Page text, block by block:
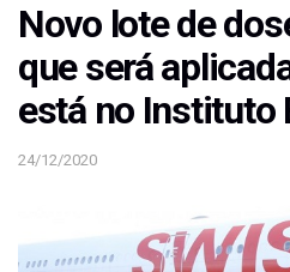
Novo lote de
que será
está no Instituto
24/12/2020